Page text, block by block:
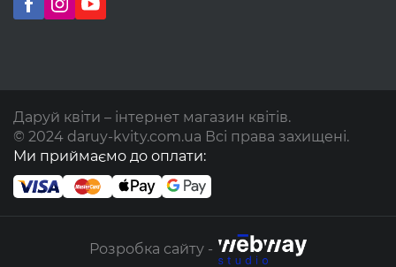
Даруй квіти – інтернет магазин квітів.
© 2024 daruy-kvity.com.ua Всі права захищені.
Ми приймаємо до оплати:
Розробка сайту -